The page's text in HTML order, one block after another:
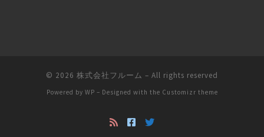
© 2026 株式会社フルーム – All rights reserved
Powered by WP – Designed with the Customizr theme